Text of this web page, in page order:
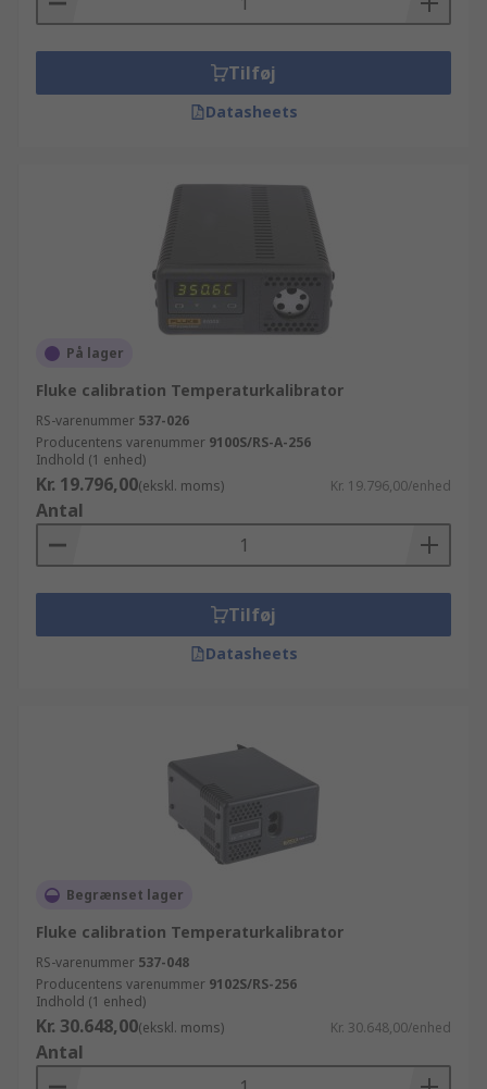
Tilføj
Datasheets
På lager
Fluke calibration Temperaturkalibrator
RS-varenummer 537-026
Producentens varenummer 9100S/RS-A-256
Indhold (1 enhed)
Kr. 19.796,00(ekskl. moms) Kr. 19.796,00/enhed
Antal
Tilføj
Datasheets
Begrænset lager
Fluke calibration Temperaturkalibrator
RS-varenummer 537-048
Producentens varenummer 9102S/RS-256
Indhold (1 enhed)
Kr. 30.648,00(ekskl. moms) Kr. 30.648,00/enhed
Antal